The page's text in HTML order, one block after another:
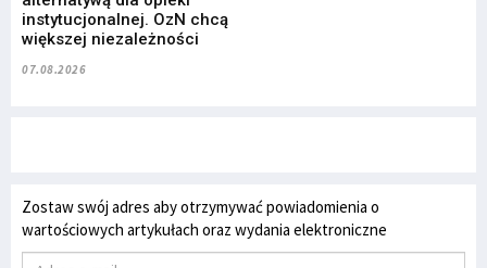
instytucjonalnej. OzN chcą
większej niezależności
07.08.2026
Zostaw swój adres aby otrzymywać powiadomienia o
wartościowych artykułach oraz wydania elektroniczne